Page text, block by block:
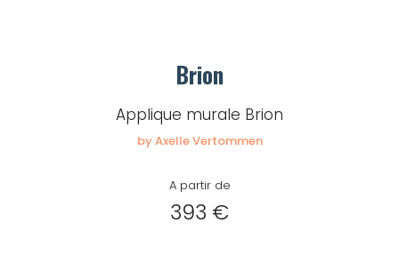
Brion
Applique murale Brion
by Axelle Vertommen
A partir de
393 €